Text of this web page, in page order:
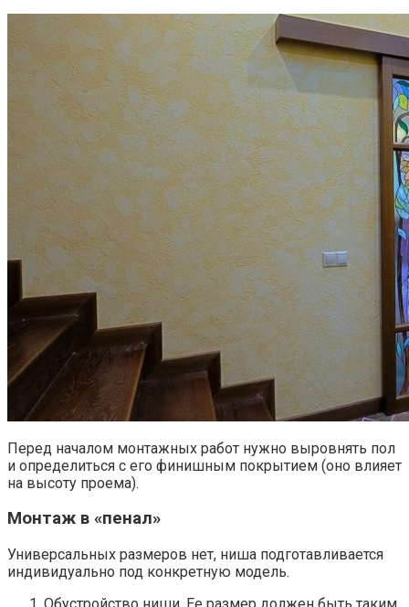
Перед началом монтажных работ нужно выровнять пол
и определиться с его финишным покрытием (оно влияет
на высоту проема).
Монтаж в «пенал»
Универсальных размеров нет, ниша подготавливается
индивидуально под конкретную модель.